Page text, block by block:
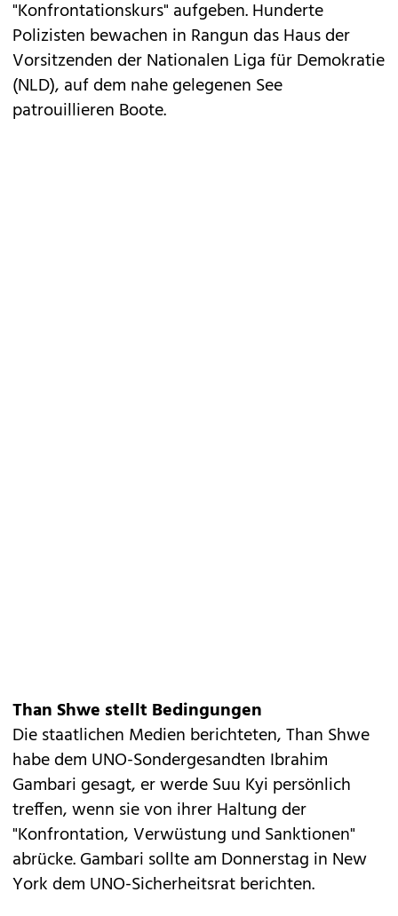
"Konfrontationskurs" aufgeben. Hunderte
Polizisten bewachen in Rangun das Haus der
Vorsitzenden der Nationalen Liga für Demokratie
(NLD), auf dem nahe gelegenen See
patrouillieren Boote.
Than Shwe stellt Bedingungen
Die staatlichen Medien berichteten, Than Shwe
habe dem UNO-Sondergesandten Ibrahim
Gambari gesagt, er werde Suu Kyi persönlich
treffen, wenn sie von ihrer Haltung der
"Konfrontation, Verwüstung und Sanktionen"
abrücke. Gambari sollte am Donnerstag in New
York dem UNO-Sicherheitsrat berichten.